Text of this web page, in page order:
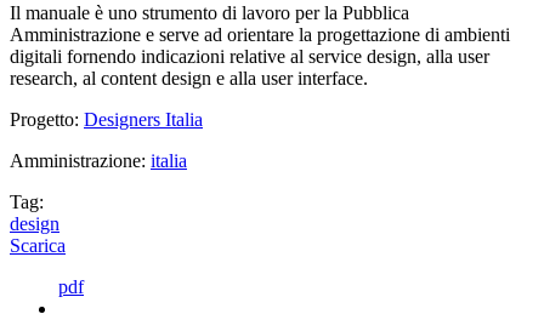
Il manuale è uno strumento di lavoro per la Pubblica
Amministrazione e serve ad orientare la progettazione di ambienti
digitali fornendo indicazioni relative al service design, alla user
research, al content design e alla user interface.
Progetto: Designers Italia
Amministrazione: italia
Tag:
design
Scarica
pdf